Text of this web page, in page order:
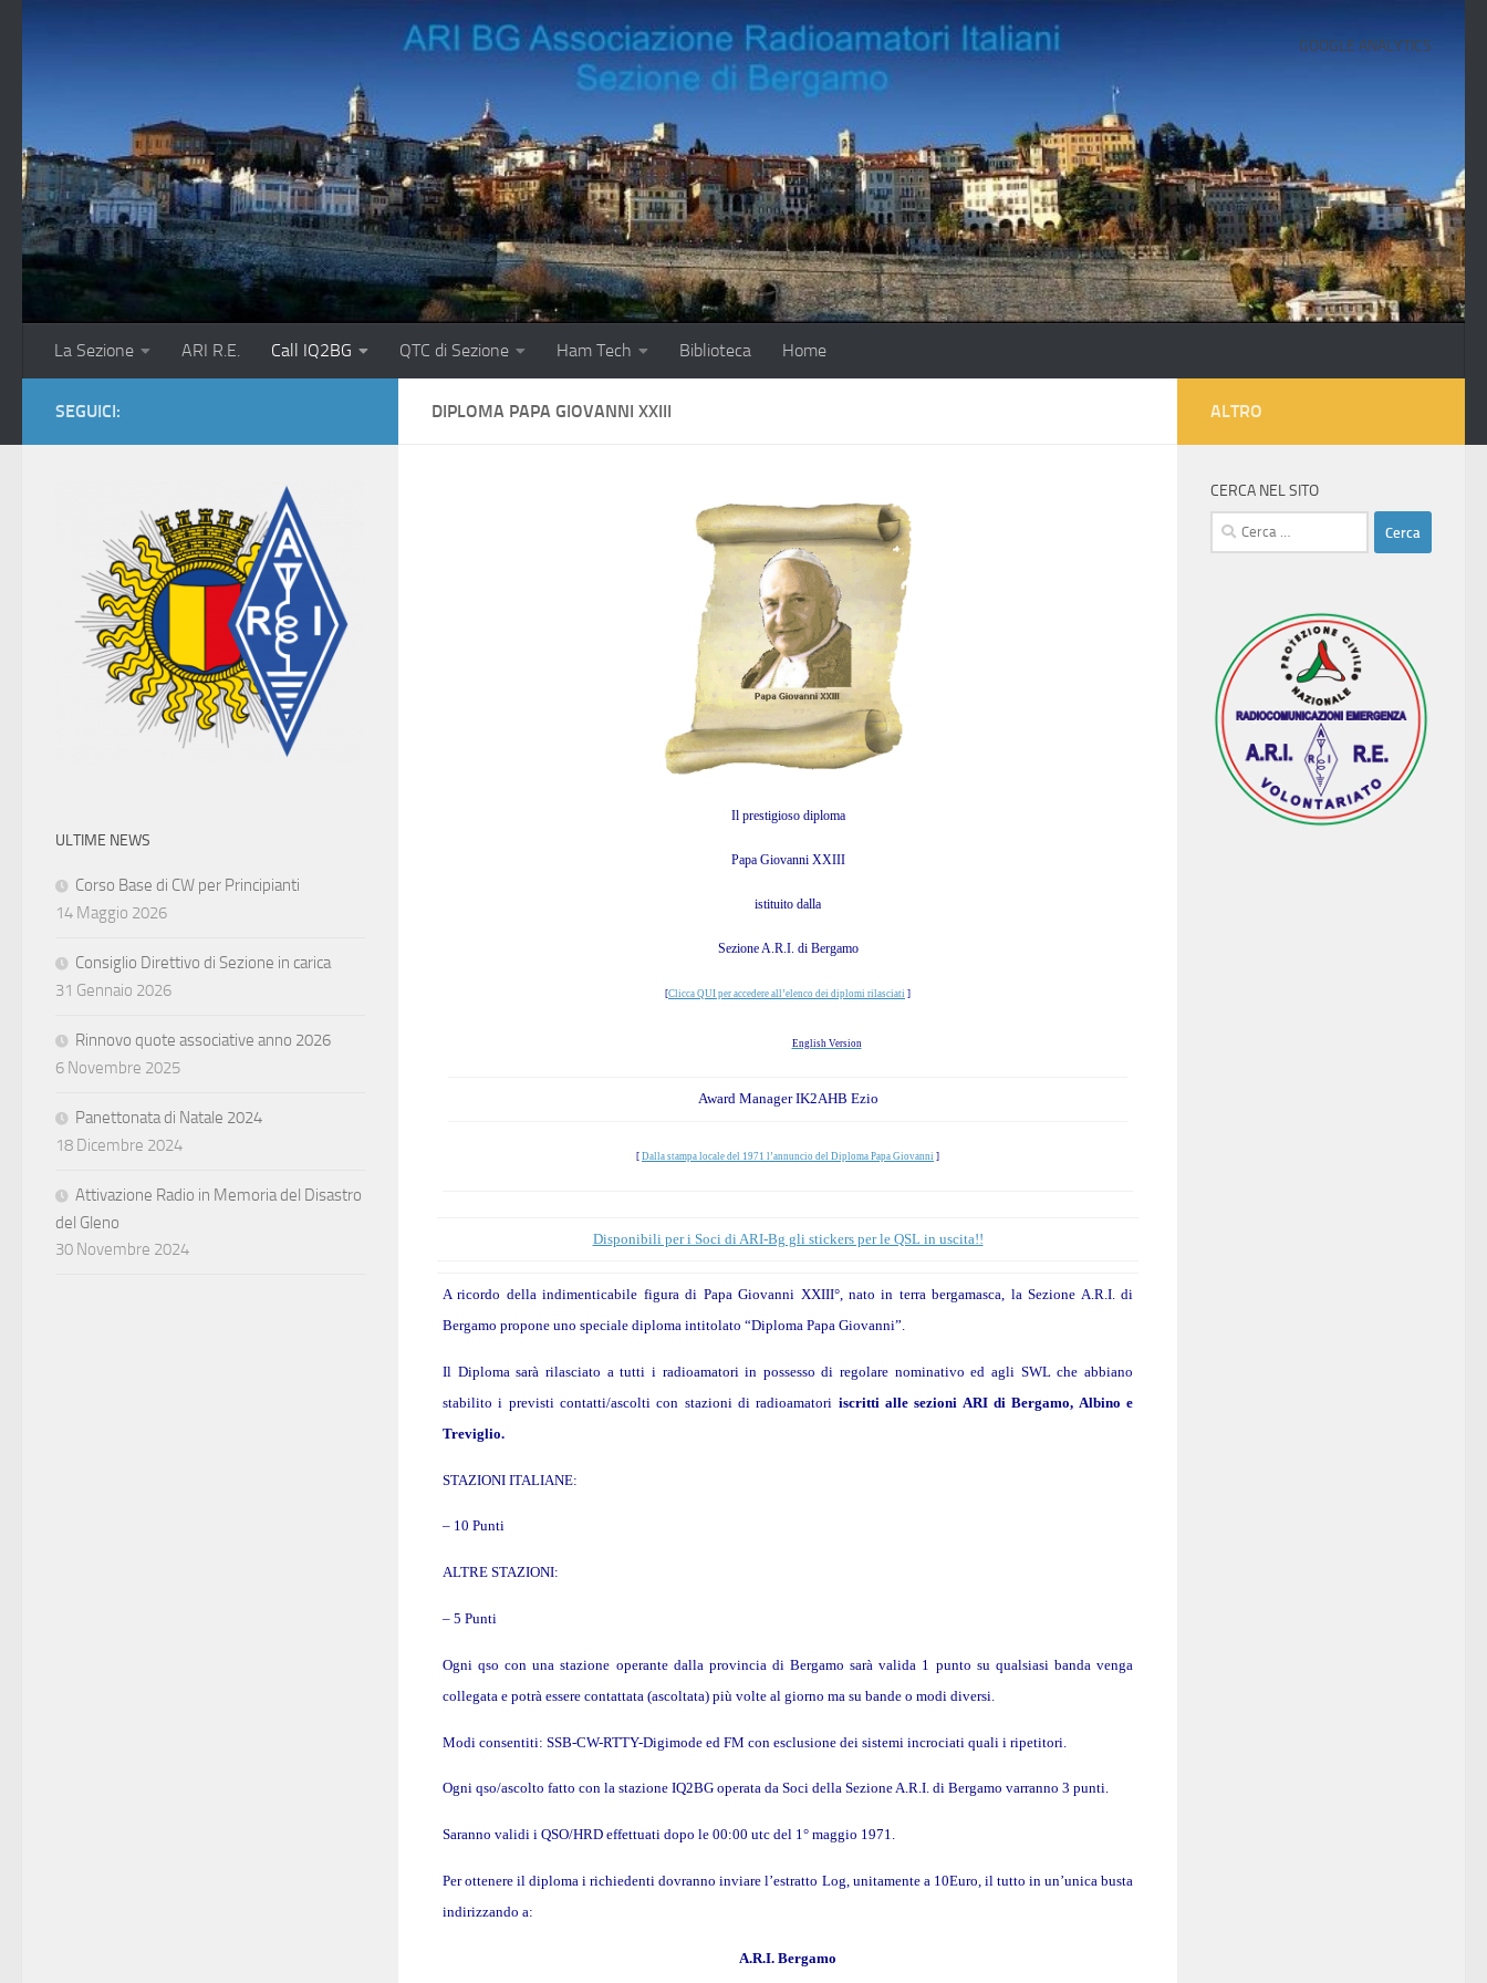
GOOGLE ANALYTICS
La Sezione ARI R.E. Call IQ2BG QTC di Sezione Ham Tech Biblioteca Home
DIPLOMA PAPA GIOVANNI XXIII
Il prestigioso diploma
Papa Giovanni XXIII
istituito dalla
Sezione A.R.I. di Bergamo
[Clicca QUI per accedere all’elenco dei diplomi rilasciati ]
English Version
Award Manager IK2AHB Ezio
[ Dalla stampa locale del 1971 l’annuncio del Diploma Papa Giovanni ]
Disponibili per i Soci di ARI-Bg gli stickers per le QSL in uscita!!
A ricordo della indimenticabile figura di Papa Giovanni XXIII°, nato in terra bergamasca, la Sezione A.R.I. di
Bergamo propone uno speciale diploma intitolato “Diploma Papa Giovanni”.
Il Diploma sarà rilasciato a tutti i radioamatori in possesso di regolare nominativo ed agli SWL che abbiano
stabilito i previsti contatti/ascolti con stazioni di radioamatori iscritti alle sezioni ARI di Bergamo, Albino e
Treviglio.
STAZIONI ITALIANE:
– 10 Punti
ALTRE STAZIONI:
– 5 Punti
Ogni qso con una stazione operante dalla provincia di Bergamo sarà valida 1 punto su qualsiasi banda venga
collegata e potrà essere contattata (ascoltata) più volte al giorno ma su bande o modi diversi.
Modi consentiti: SSB-CW-RTTY-Digimode ed FM con esclusione dei sistemi incrociati quali i ripetitori.
Ogni qso/ascolto fatto con la stazione IQ2BG operata da Soci della Sezione A.R.I. di Bergamo varranno 3 punti.
Saranno validi i QSO/HRD effettuati dopo le 00:00 utc del 1° maggio 1971.
Per ottenere il diploma i richiedenti dovranno inviare l’estratto Log, unitamente a 10Euro, il tutto in un’unica busta
indirizzando a:
A.R.I. Bergamo
SEGUICI:
ULTIME NEWS
Corso Base di CW per Principianti
14 Maggio 2026
Consiglio Direttivo di Sezione in carica
31 Gennaio 2026
Rinnovo quote associative anno 2026
6 Novembre 2025
Panettonata di Natale 2024
18 Dicembre 2024
Attivazione Radio in Memoria del Disastro
del Gleno
30 Novembre 2024
ALTRO
CERCA NEL SITO
Ricerca
per: